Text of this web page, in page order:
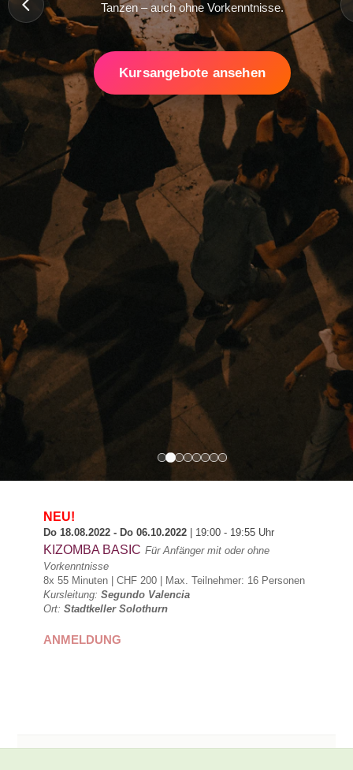
Tanzen – auch ohne Vorkenntnisse.
Kursangebote ansehen
NEU!
Do 18.08.2022 - Do 06.10.2022| 19:00 - 19:55 Uhr
KIZOMBA BASIC Für Anfänger mit oder ohne
Vorkenntnisse
8x 55 Minuten | CHF 200 |
Max. Teilnehmer: 16 Personen
Kursleitung: Segundo Valencia
Ort: Stadtkeller Solothurn
ANMELDUNG